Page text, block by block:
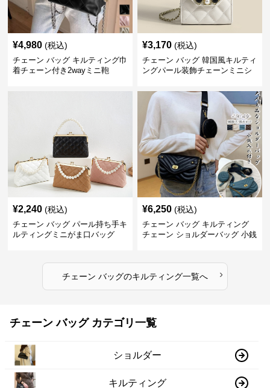
¥4,980 (税込)
チェーン バッグ キルティング巾
着チェーン付き2wayミニ鞄
¥3,170 (税込)
チェーン バッグ 韓国風キルティ
ングパール装飾チェーンミニシ
¥2,240 (税込)
チェーン バッグ パール持ち手キ
ルティングミニがま口バッグ
¥6,250 (税込)
チェーン バッグ キルティング
チェーン ショルダーバッグ 小銭
チェーン バッグのキルティング一覧へ ›
チェーン バッグ カテゴリ一覧
ショルダー
キルティング